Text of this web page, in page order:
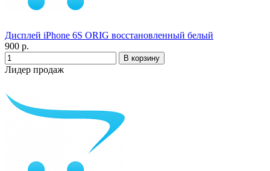
Дисплей iPhone 6S ORIG восстановленный белый
900 р.
Лидер продаж